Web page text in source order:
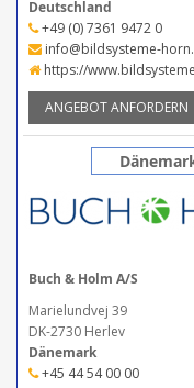
Deutschland
+49 (0) 7361 9472 0
info@bildsysteme-
https://
ANGEBOT ANFORDERN
Buch & Holm A/S
Marielundvej 39
DK-2730 Herlev
Dänemark
+45 44 54 00 00